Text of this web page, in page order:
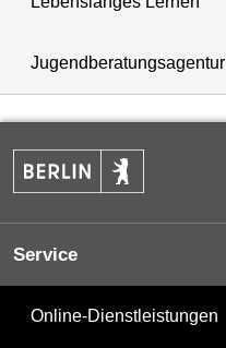
Jugendberatungsagentur
Service
Online-Dienstleistungen